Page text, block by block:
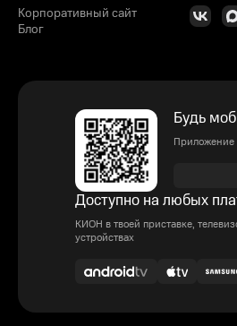
Корпоративный сайт
Блог
Будь
Приложение
Доступно на любых
КИОН в твоей приставке,
устройствах